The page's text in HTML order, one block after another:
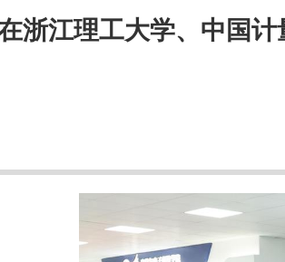
浙江理工大学、中国